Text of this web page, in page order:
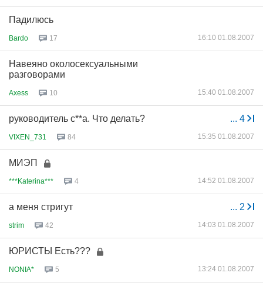
Падилюсь
Bardo 17 16:10 01.08.2007
Навеяно околосексуальными
разговорами
Axess 10 15:40 01.08.2007
... 4
руководитель с**а. Что делать?
VIXEN_731 84 15:35 01.08.2007
МИЭП
***Katerina*** 4 14:52 01.08.2007
... 2
а меня стригут
strim 42 14:03 01.08.2007
ЮРИСТЫ Есть???
NONIA* 5 13:24 01.08.2007